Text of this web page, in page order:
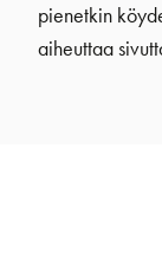
pienetkin
aiheuttaa